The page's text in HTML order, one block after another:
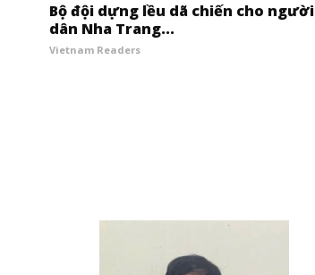
Bộ đội dựng lều dã chiến cho người
dân Nha Trang...
Vietnam Readers